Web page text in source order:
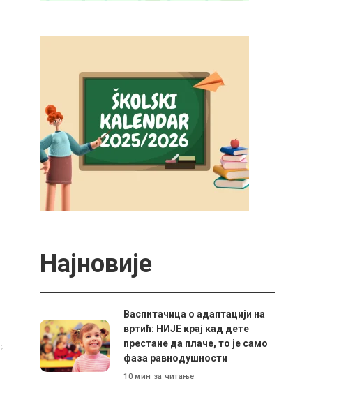
Најновије
Васпитачица о адаптацији на
вртић: НИЈЕ крај кад дете
престане да плаче, то је само
фаза равнодушности
10 мин за читање